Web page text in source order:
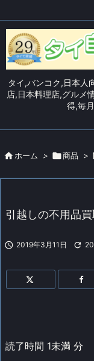
タイ,バンコク,日本人
店,日本料理店,グルメ
得,毎
 ホーム > 商品 >
引越しの不用品
 2019年3月11日 
読了時間 1未満 分